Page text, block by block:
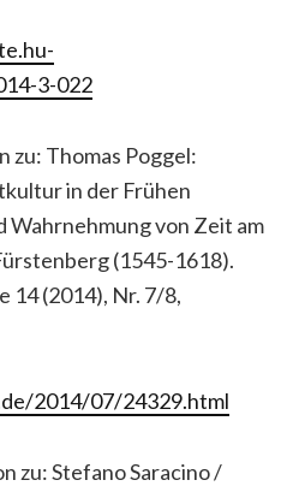
3-022
zu: Thomas Poggel:
in der Frühen
von Zeit am
(1545-1618).
14 (2014), Nr. 7/8,
2014/07/24329.html
zu: Stefano Saracino /